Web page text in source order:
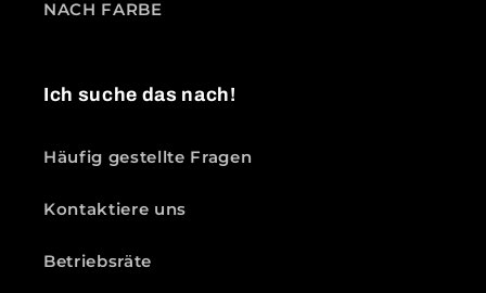
NACH FARBE
Ich suche das nach!
Häufig gestellte Fragen
Kontaktiere uns
Betriebsräte